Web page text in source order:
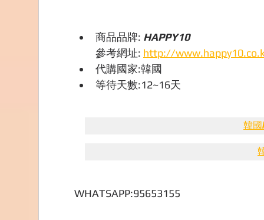
商品品牌: HAPPY10
參考網址: http://
代購國家:韓國
等待天數:12~16天
韓國
WHATSAPP:95653155